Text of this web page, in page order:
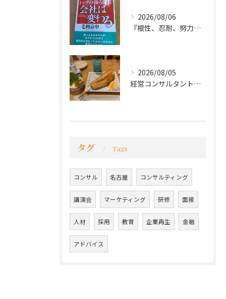
2026/08/06
『根性、忍耐、努力という言葉は死語なのか』
2026/08/05
経営コンサルタントのモーちゃん・毛利京申です。
タグ Tags
コンサル 名古屋 コンサルティング
講演会 マーケティング 研修 面接
人材 採用 教育 企業再生 金融
アドバイス